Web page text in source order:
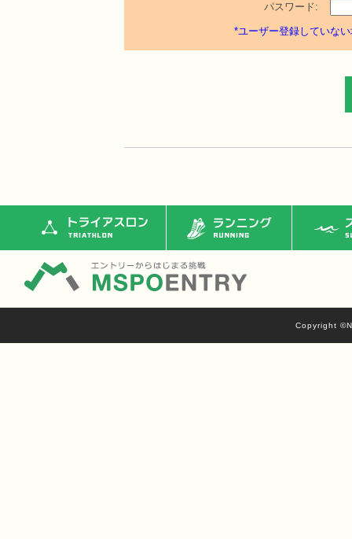
パスワード:
*ユーザー登録していな
トライアスロン ランニング ス
Copyright